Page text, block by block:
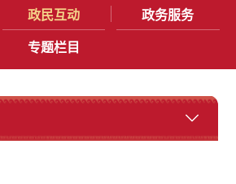
政民互动 政务服务
专题栏目